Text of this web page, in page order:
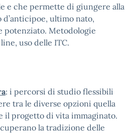
e che permette di giungere alla
ultimo nato,
potenziato. Metodologie
uso delle ITC.
: i percorsi di studio flessibili
tra le diverse opzioni quella
il progetto di vita immaginato.
la tradizione delle